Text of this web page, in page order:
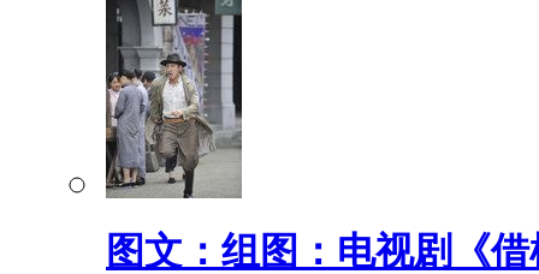
图文：组图：电视剧《